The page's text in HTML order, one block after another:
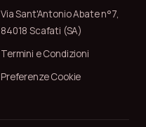
Via Sant'Antonio Abate n°7,
84018 Scafati (SA)
Termini e Condizioni
Preferenze Cookie